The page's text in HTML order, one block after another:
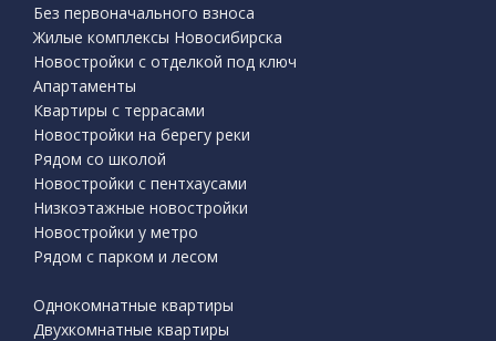
Без первоначального взноса
Жилые комплексы Новосибирска
Новостройки с отделкой под ключ
Апартаменты
Квартиры с террасами
Новостройки на берегу реки
Рядом со школой
Новостройки с пентхаусами
Низкоэтажные новостройки
Новостройки у метро
Рядом с парком и лесом
Однокомнатные квартиры
Двухкомнатные квартиры